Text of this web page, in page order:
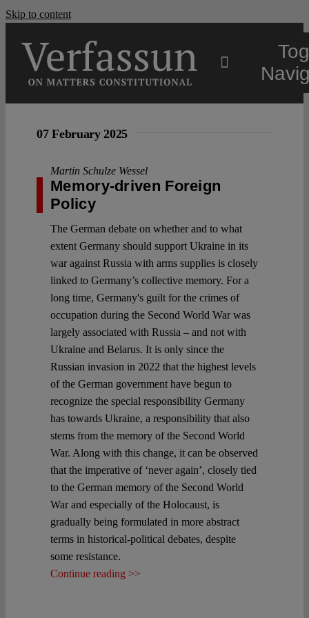
Skip to content
Open Access
Authors
Spotlight
07 February 2025
Martin Schulze Wessel
Memory-driven Foreign
Policy
The German debate on whether and to what
extent Germany should support Ukraine in its
war against Russia with arms supplies is closely
linked to Germany’s collective memory. For a
long time, Germany's guilt for the crimes of
occupation during the Second World War was
largely associated with Russia – and not with
Ukraine and Belarus. It is only since the
Russian invasion in 2022 that the highest levels
of the German government have begun to
recognize the special responsibility Germany
has towards Ukraine, a responsibility that also
stems from the memory of the Second World
War. Along with this change, it can be observed
that the imperative of ‘never again’, closely tied
to the German memory of the Second World
War and especially of the Holocaust, is
gradually being formulated in more abstract
terms in historical-political debates, despite
some resistance.
Continue reading >>